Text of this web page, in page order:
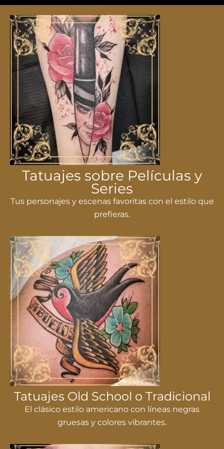
Tatuajes sobre Películas y
Series
Tus personajes y escenas favoritas con el estilo que
prefieras.
Tatuajes Old School o Tradicional
El clásico estilo americano con líneas negras
gruesas y colores vibrantes.